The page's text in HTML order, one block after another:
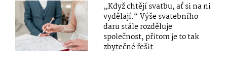
„Když chtějí svatbu, ať si na ni
vydělají.“ Výše svatebního
daru stále rozděluje
společnost, přitom je to tak
zbytečné řešit